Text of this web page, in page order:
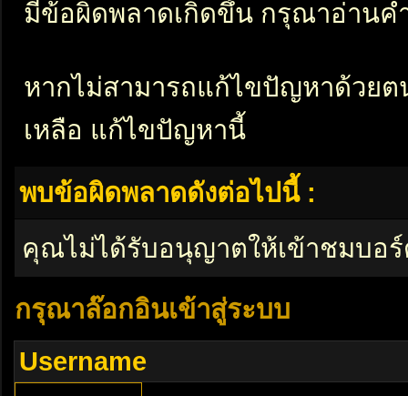
มีข้อผิดพลาดเกิดขึ้น กรุณาอ่านค
หากไม่สามารถแก้ไขปัญหาด้วย
เหลือ แก้ไขปัญหานี้
พบข้อผิดพลาดดังต่อไปนี้ :
คุณไม่ได้รับอนุญาตให้เข้าชมบอ
กรุณาล๊อกอินเข้าสู่ระบบ
Username